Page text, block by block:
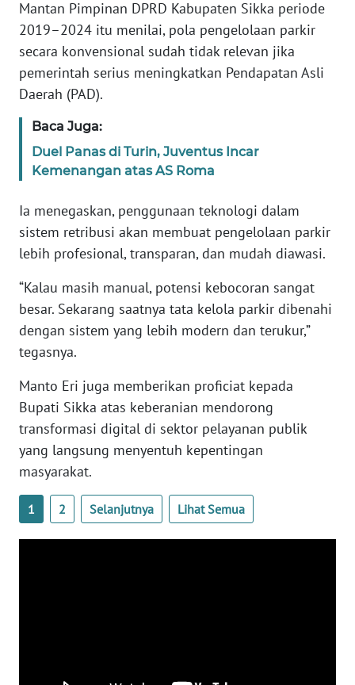
Mantan Pimpinan DPRD Kabupaten Sikka periode
2019–2024 itu menilai, pola pengelolaan parkir
secara konvensional sudah tidak relevan jika
pemerintah serius meningkatkan Pendapatan Asli
Daerah (PAD).
Baca Juga:
Duel Panas di Turin, Juventus Incar
Kemenangan atas AS Roma
Ia menegaskan, penggunaan teknologi dalam
sistem retribusi akan membuat pengelolaan parkir
lebih profesional, transparan, dan mudah diawasi.
“Kalau masih manual, potensi kebocoran sangat
besar. Sekarang saatnya tata kelola parkir dibenahi
dengan sistem yang lebih modern dan terukur,”
tegasnya.
Manto Eri juga memberikan proficiat kepada
Bupati Sikka atas keberanian mendorong
transformasi digital di sektor pelayanan publik
yang langsung menyentuh kepentingan
masyarakat.
1 2 Selanjutnya Lihat Semua
WN
SERAMBI
WN
JAMBI
SULTRA
WN
WN
SULTENG
SULBAR
WN
BABEL
WN
SUMBAR